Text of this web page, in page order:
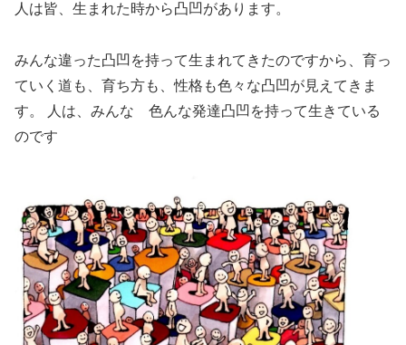
人は皆、生まれた時から凸凹があります。
みんな違った凸凹を持って生まれてきたのですから、育っ
ていく道も、育ち方も、性格も色々な凸凹が見えてきま
す。 人は、みんな 色んな発達凸凹を持って生きている
のです